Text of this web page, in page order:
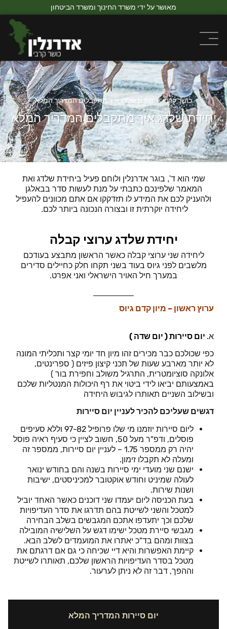
מאושר על ידי משרד החינוך ומשרד הביטחון
כושר קרבי» יחידת שלדג איך מתקבלים המדריך המלא
יחידת שלדג איך מתקבלים המדריך המלא
שמי הוא ד', בוגר אדרנלין ולוחם פעיל ביחידת שלדג ואת
המאמר שלפינכם כתבתי על מנת לעשות סדר בבאלגן
ולהעניק לכם את המידע לו תזדקקו אם אתם מכוונים להעפיל
ליחידה יוקרתית זו ובצורה הנכונה ביותר לכם.
יחידת שלדג ערוצי קבלה
ליחידה שני ערוצי קבלה כאשר הראשון מתבצע בעודכם
מלשבים לפני גיוס בעוד בשני תקחו חלק כחיילים סדירים
במערך חיל האויר הישראלי ואני אפרט.
ערוץ ראשון – מיון קדם גיוס
א. יום סיירות( יום שדה )
כפי שכולכם כבר מכירים זהו מיון חד יומי קצר ותכליתי המונה
לא יותר מארבע שעות של תכני קיצון פיזים ( ספרינטים,
אלונקה סוציומטרית, התרגיל משולב וחפירת בור )
באמצעותם יביאו לידי ביטוי את רף היכולות המנטליות שלכם
ובשילוב השניים תאותרו לגיבוש היחידה
דגשים שעליכם להכיר לעניין יום סיירות
ליום סיירות יוזמנו מי שלו פרופיל 97-82 וללא סעיפים
פוסלים, ודפ"ר מעל 50, חשוב לציין כי סעיף ראיה פוסל
יהיה רק ממספר 1.75 – לעניין יום סיירות, ממספר זה
ומעלה לא תקבלו זימון.
ישנם שני מועדי ימי סיירות בשנה והם בחודש ינואר
לעולה שמיניט וחודש אוקטובר למכיניסטים, ישיבות
ושנות שירות.
בעת הכניסה ליום יעמדו שני דוכנים כאשר האחד יוביל
למטכל והשני לשייטת בהם תדרגו את סדר העדיפויות
שלכם וכך יתעדפו אתכם המגבשים בשלב הבחירה
מגבשי סיירת מטכל ישימו דגש על השלישיה המובילה
בצוות ומהם בד"כ יאתרו את המועמדים לשלב הבא.
קיימת האפשרות והיא דיי שכיחה כי גם אם דרגתם את
מטכל בסדר העדיפויות הראשון שלכם, תאותרו לשייטת
וההפך, דבר זה לא ניתן לערעור.
יום סיירות המדריך המלא